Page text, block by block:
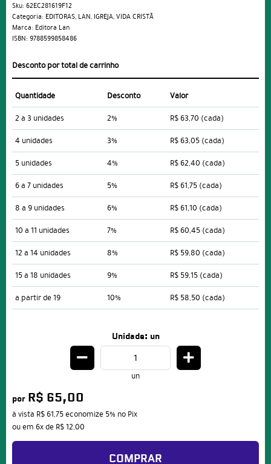
Sku: 62EC281619F12
Categoria: EDITORAS, LAN, IGREJA,VIDA CRISTÃ
Marca: Editora Lan
ISBN: 9788599858486
Desconto por total de carrinho
Quantidade Desconto
Valor
2 a 3 unidades
2% R$ 63,70 (cada)
4 unidades
3% R$ 63,05 (cada)
5 unidades
4% R$ 62,40 (cada)
6 a 7 unidades
5% R$ 61,75 (cada)
8 a 9 unidades
6% R$ 61,10 (cada)
10 a 11 unidades
7% R$ 60,45 (cada)
12 a 14 unidades
8% R$ 59,80 (cada)
15 a 18 unidades
9% R$ 59,15 (cada)
a partir de 19
10% R$ 58,50 (cada)
Unidade: un
un
por R$ 65,00
à vista R$ 61,75economize 5% no Pix
ou em 6xde R$ 12,00
COMPRAR